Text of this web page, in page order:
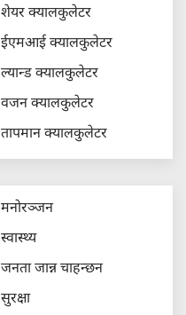
शेयर क्यालकुलेटर
ईएमआई क्यालकुलेटर
ल्यान्ड क्यालकुलेटर
वजन क्यालकुलेटर
तापमान क्यालकुलेटर
मनोरञ्जन
स्वास्थ्य
जनता जान्न चाहन्छन
सुरक्षा